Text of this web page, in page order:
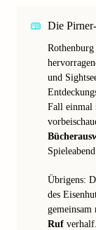
Die
und
Fall einmal
Übrigens:
des
Ruf verhalf.